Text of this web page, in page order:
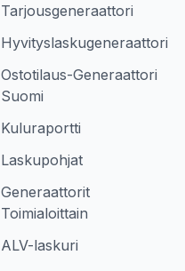
Tarjousgeneraattori
Hyvityslaskugeneraattori
Ostotilaus-Generaattori
Suomi
Kuluraportti
Laskupohjat
Generaattorit
Toimialoittain
ALV-laskuri